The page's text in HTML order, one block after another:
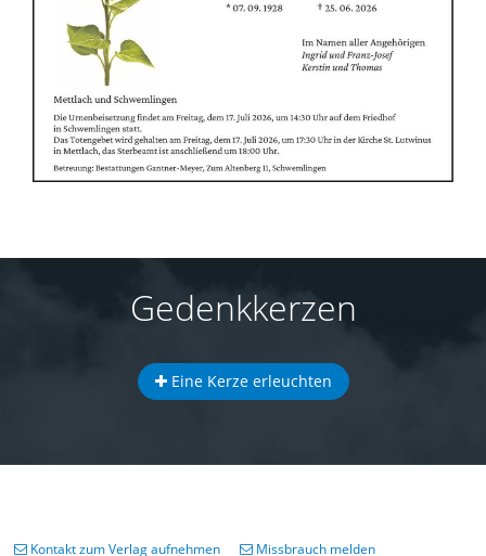
Gedenkkerzen
Eine Kerze erleuchten
Kontakt zum Verlag aufnehmen Missbrauch melden